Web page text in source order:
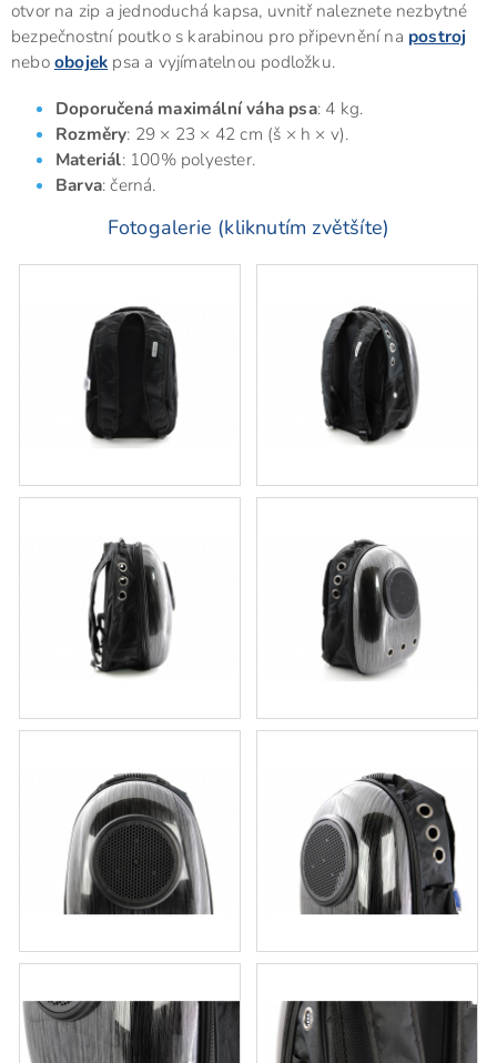
otvor na zip a jednoduchá kapsa, uvnitř naleznete nezbytné
bezpečnostní poutko s karabinou pro připevnění na postroj
neboobojek psa a vyjímatelnou podložku.
Doporučená maximální váha psa: 4 kg.
Rozměry: 29 × 23 × 42 cm (š × h × v).
Materiál: 100% polyester.
Barva: černá.
Fotogalerie (kliknutím zvětšíte)